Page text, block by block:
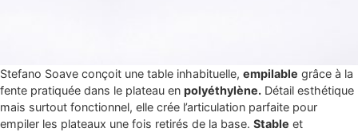
Stefano Soave conçoit une table inhabituelle, empilable grâce à la
fente pratiquée dans le plateau en polyéthylène. Détail esthétique
mais surtout fonctionnel, elle crée l’articulation parfaite pour
empiler les plateaux une fois retirés de la base. Stable et